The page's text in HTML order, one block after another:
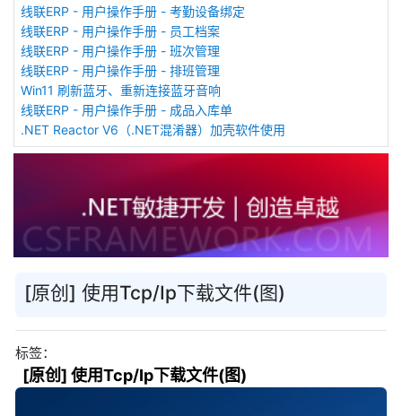
线联ERP - 用户操作手册 - 考勤设备绑定
线联ERP - 用户操作手册 - 员工档案
线联ERP - 用户操作手册 - 班次管理
线联ERP - 用户操作手册 - 排班管理
Win11 刷新蓝牙、重新连接蓝牙音响
线联ERP - 用户操作手册 - 成品入库单
.NET Reactor V6（.NET混淆器）加壳软件使用
[原创] 使用Tcp/Ip下载文件(图)
标签：
[原创] 使用Tcp/Ip下载文件(图)